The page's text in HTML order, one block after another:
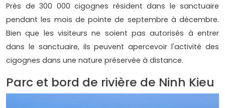
Près de 300 000 cigognes résident dans le sanctuaire
pendant les mois de pointe de septembre à décembre.
Bien que les visiteurs ne soient pas autorisés à entrer
dans le sanctuaire, ils peuvent apercevoir l'activité des
cigognes dans une nature préservée à distance.
Parc et bord de rivière de Ninh Kieu